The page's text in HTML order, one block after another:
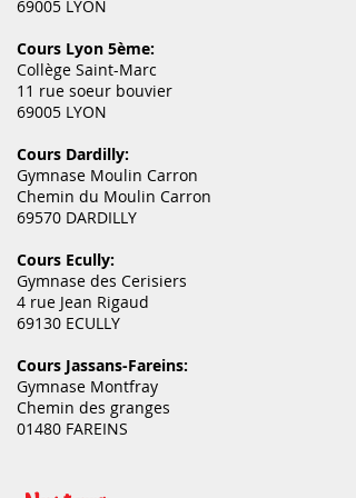
69005 LYON
Cours Lyon 5ème:
Collège Saint-Marc
11 rue soeur bouvier
69005 LYON
Cours Dardilly:
Gymnase Moulin Carron
Chemin du Moulin Carron
69570 DARDILLY
Cours Ecully:
Gymnase des Cerisiers
4 rue Jean Rigaud
69130 ECULLY
Cours Jassans-Fareins:
Gymnase Montfray
Chemin des granges
01480 FAREINS